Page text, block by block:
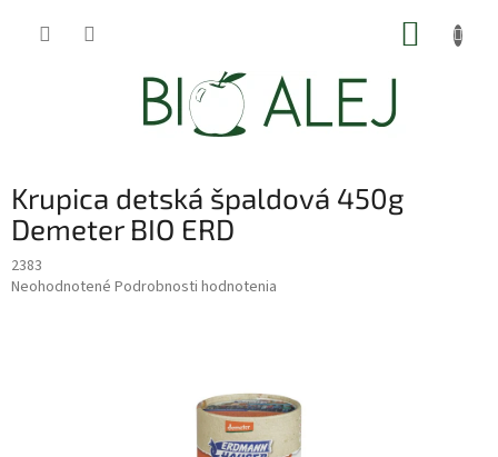
Krupica detská špaldová 450g
Demeter BIO ERD
2383
Priemerné
Neohodnotené Podrobnosti hodnotenia